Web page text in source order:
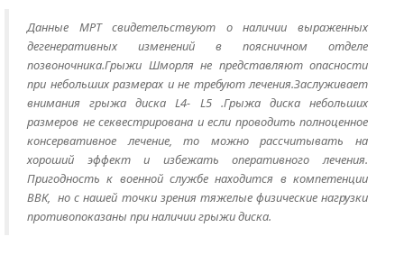
Данные МРТ свидетельствуют о наличии выраженных
дегенеративных изменений в поясничном отделе
позвоночника.Грыжи Шморля не представляют опасности
при небольших размерах и не требуют лечения.Заслуживает
внимания грыжа диска L4- L5 .Грыжа диска небольших
размеров не секвестрирована и если проводить полноценное
консервативное лечение, то можно рассчитывать на
хороший эффект и избежать оперативного лечения.
Пригодность к военной службе находится в компетенции
ВВК, но с нашей точки зрения тяжелые физические нагрузки
противопоказаны при наличии грыжи диска.